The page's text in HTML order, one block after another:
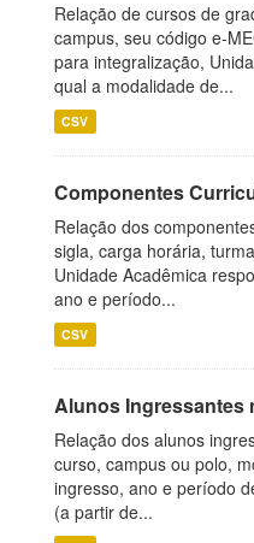
Relação de cursos de
campus, seu código e-
para integralização,
qual a modalidade de...
CSV
Componentes
Relação dos
sigla, carga horária,
Unidade Acadêmica
ano e período...
CSV
Alunos Ingressantes
Relação dos alunos
curso, campus ou polo,
ingresso, ano e período
(a partir de...